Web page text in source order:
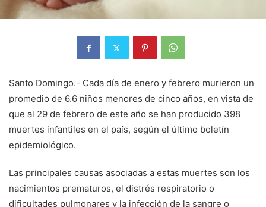
Santo Domingo.- Cada día de enero y febrero murieron un
promedio de 6.6 niños menores de cinco años, en vista de
que al 29 de febrero de este año se han producido 398
muertes infantiles en el país, según el último boletín
epidemiológico.
Las principales causas asociadas a estas muertes son los
nacimientos prematuros, el distrés respiratorio o
dificultades pulmonares y la infección de la sangre o